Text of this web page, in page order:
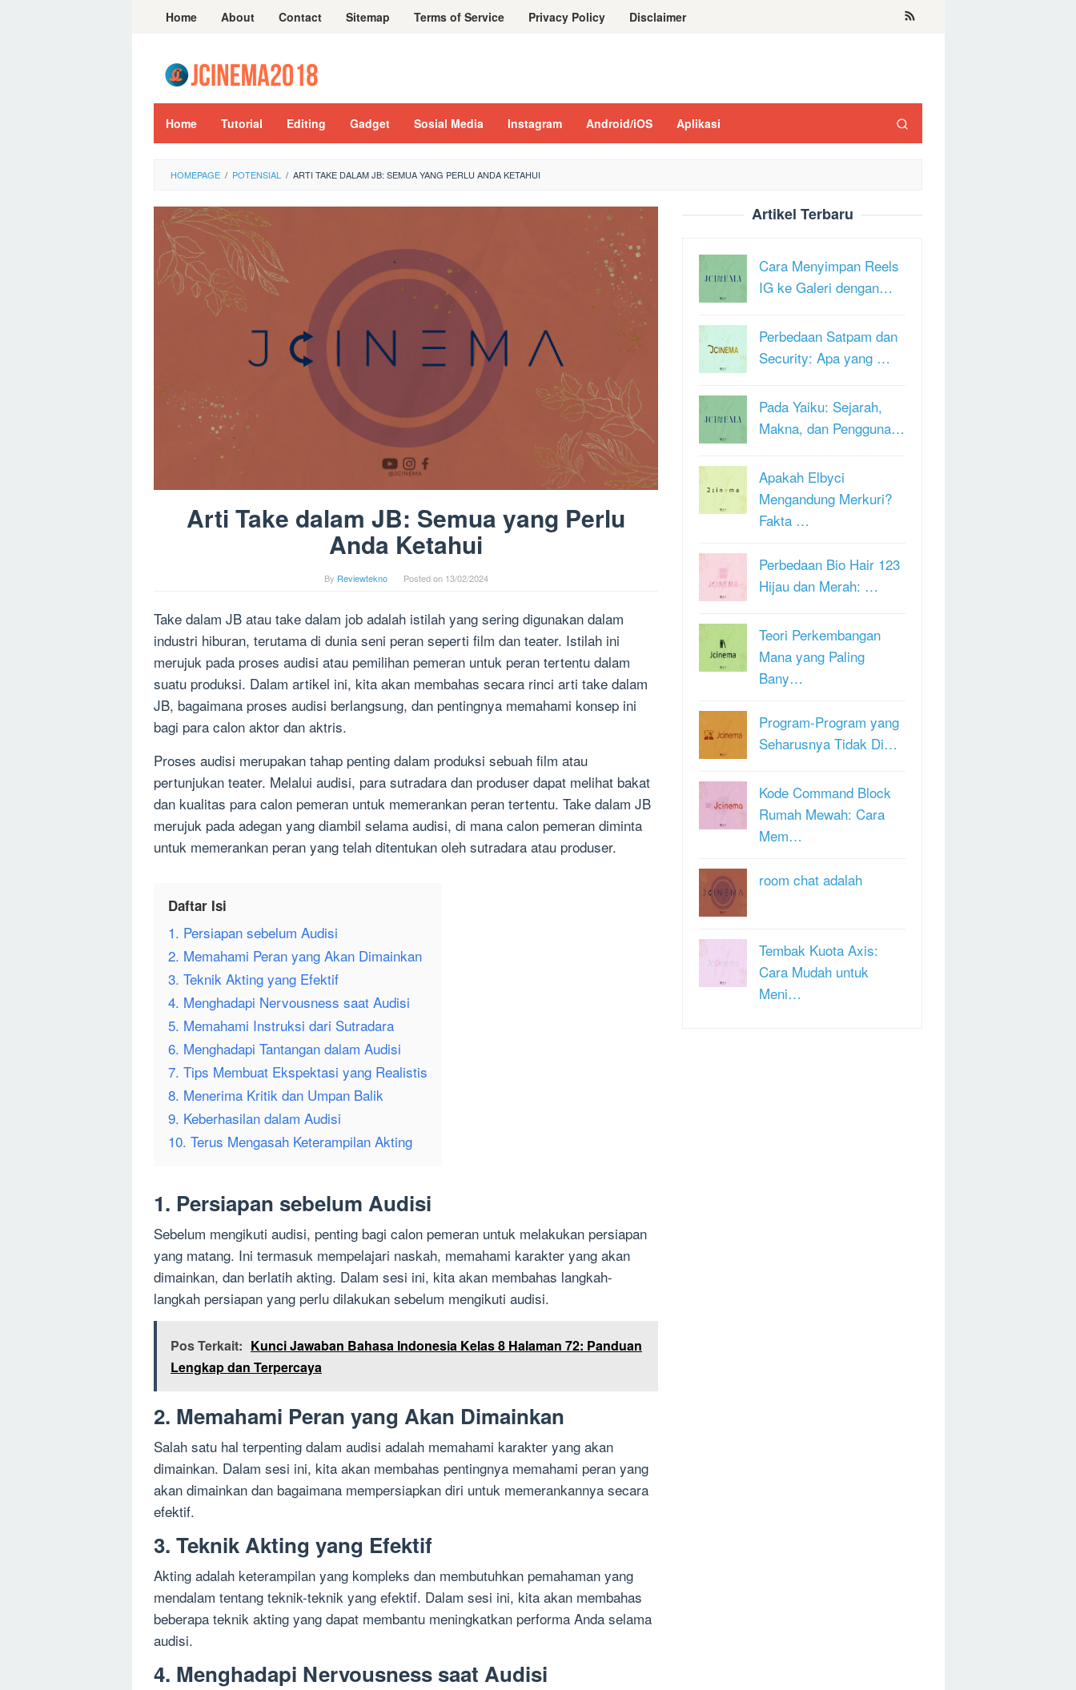
Home About Contact Sitemap Terms of Service Privacy Policy Disclaimer
Home Tutorial Editing Gadget Sosial Media Instagram Android/iOS Aplikasi
HOMEPAGE / POTENSIAL / ARTI TAKE DALAM JB: SEMUA YANG PERLU ANDA KETAHUI
Arti Take dalam JB: Semua yang Perlu
Anda Ketahui
By Reviewtekno Posted on 13/02/2024
Take dalam JB atau take dalam job adalah istilah yang sering digunakan dalam
industri hiburan, terutama di dunia seni peran seperti film dan teater. Istilah ini
merujuk pada proses audisi atau pemilihan pemeran untuk peran tertentu dalam
suatu produksi. Dalam artikel ini, kita akan membahas secara rinci arti take dalam
JB, bagaimana proses audisi berlangsung, dan pentingnya memahami konsep ini
bagi para calon aktor dan aktris.
Proses audisi merupakan tahap penting dalam produksi sebuah film atau
pertunjukan teater. Melalui audisi, para sutradara dan produser dapat melihat bakat
dan kualitas para calon pemeran untuk memerankan peran tertentu. Take dalam JB
merujuk pada adegan yang diambil selama audisi, di mana calon pemeran diminta
untuk memerankan peran yang telah ditentukan oleh sutradara atau produser.
Daftar Isi
1. Persiapan sebelum Audisi
2. Memahami Peran yang Akan Dimainkan
3. Teknik Akting yang Efektif
4. Menghadapi Nervousness saat Audisi
5. Memahami Instruksi dari Sutradara
6. Menghadapi Tantangan dalam Audisi
7. Tips Membuat Ekspektasi yang Realistis
8. Menerima Kritik dan Umpan Balik
9. Keberhasilan dalam Audisi
10. Terus Mengasah Keterampilan Akting
1. Persiapan sebelum Audisi
Sebelum mengikuti audisi, penting bagi calon pemeran untuk melakukan persiapan
yang matang. Ini termasuk mempelajari naskah, memahami karakter yang akan
dimainkan, dan berlatih akting. Dalam sesi ini, kita akan membahas langkah-
langkah persiapan yang perlu dilakukan sebelum mengikuti audisi.
Pos Terkait: Kunci Jawaban Bahasa Indonesia Kelas 8 Halaman 72: Panduan
Lengkap dan Terpercaya
2. Memahami Peran yang Akan Dimainkan
Salah satu hal terpenting dalam audisi adalah memahami karakter yang akan
dimainkan. Dalam sesi ini, kita akan membahas pentingnya memahami peran yang
akan dimainkan dan bagaimana mempersiapkan diri untuk memerankannya secara
efektif.
3. Teknik Akting yang Efektif
Akting adalah keterampilan yang kompleks dan membutuhkan pemahaman yang
mendalam tentang teknik-teknik yang efektif. Dalam sesi ini, kita akan membahas
beberapa teknik akting yang dapat membantu meningkatkan performa Anda selama
audisi.
4. Menghadapi Nervousness saat Audisi
Artikel Terbaru
Cara Menyimpan Reels
IG ke Galeri dengan…
Perbedaan Satpam dan
Security: Apa yang …
Pada Yaiku: Sejarah,
Makna, dan Pengguna…
Apakah Elbyci
Mengandung Merkuri?
Fakta …
Perbedaan Bio Hair 123
Hijau dan Merah: …
Teori Perkembangan
Mana yang Paling
Bany…
Program-Program yang
Seharusnya Tidak Di…
Kode Command Block
Rumah Mewah: Cara
Mem…
room chat adalah
Tembak Kuota Axis:
Cara Mudah untuk
Meni…